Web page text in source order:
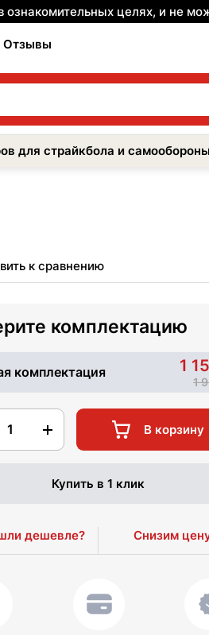
целях, и не
Отзывы
для страйкбола и
к сравнению
комплектацию
комплектация 1
1
1 В корзину
Купить в 1 клик
дешевле? Снизим